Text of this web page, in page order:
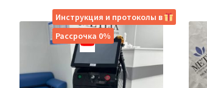
Инструкция и протоколы в
Рассрочка 0%